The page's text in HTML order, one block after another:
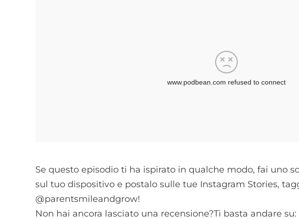
Se questo episodio ti ha ispirato in qualche modo, fai uno
sul tuo dispositivo e postalo sulle tue Instagram Stories,
@parentsmileandgrow!
Non hai ancora lasciato una recensione?Ti basta andare su: